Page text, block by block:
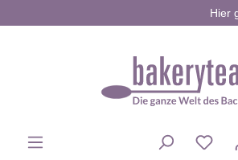
Hier